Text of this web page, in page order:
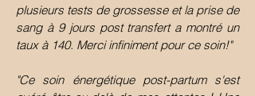
plusieurs tests de grossesse et la prise de
sang à 9 jours post transfert a montré un
taux à 140. Merci infiniment pour ce soin!"
"Ce soin énergétique post-partum s'est